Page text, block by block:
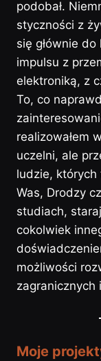
podobał.
styczności z
się głównie
impulsu z
elektroniką, z
To, co
realizowałem
uczelni, ale
ludzie, których
Was, Drodzy
studiach,
cokolwiek
możliwości
zagranicznych
Moje